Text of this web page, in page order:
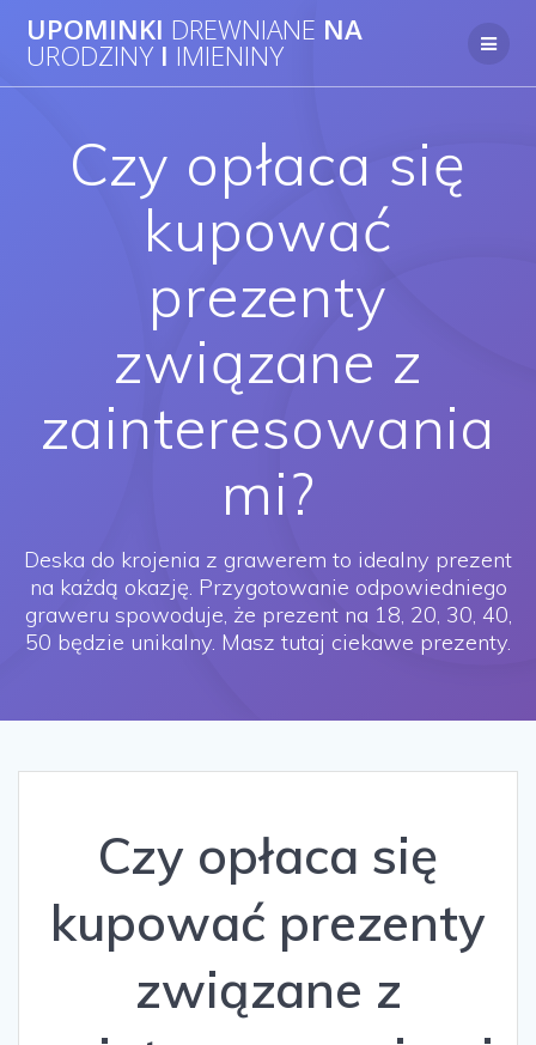
UPOMINKI DREWNIANE NA
URODZINY I IMIENINY
Czy opłaca się
kupować
prezenty
związane z
zainteresowania
mi?
Deska do krojenia z grawerem to idealny prezent
na każdą okazję. Przygotowanie odpowiedniego
graweru spowoduje, że prezent na 18, 20, 30, 40,
50 będzie unikalny. Masz tutaj ciekawe prezenty.
Czy opłaca się
kupować prezenty
związane z